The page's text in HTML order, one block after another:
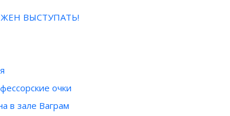
ВЫСТУПАТЬ!
очки
в зале Ваграм